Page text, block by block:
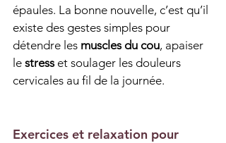
épaules. La bonne nouvelle, c’est qu’il
existe des gestes simples pour
détendre les muscles du cou, apaiser
le stress et soulager les douleurs
cervicales au fil de la journée.
Exercices et relaxation pour